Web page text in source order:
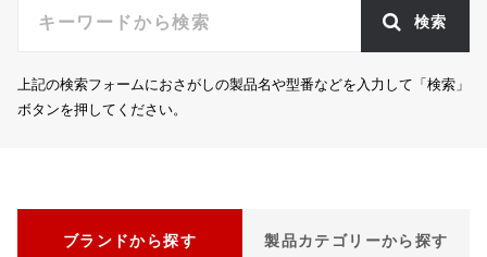
検索
上記の検索フォームにおさがしの製品名や型番などを入力して「検索」
ボタンを押してください。
ブランドから探す 製品カテゴリーから探す